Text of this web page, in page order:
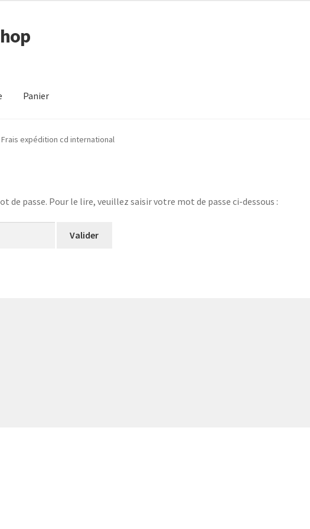
Panier
de venteMon compte Page d’accueil
expédition cd international
de passe. Pour le lire, veuillez saisir votre mot de passe ci-dessous :